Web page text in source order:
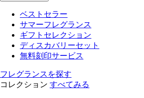
ベストセラー
サマーフレグランス
ギフトセレクション
ディスカバリーセット
無料刻印サービス
フレグランスを探す
コレクション すべてみる